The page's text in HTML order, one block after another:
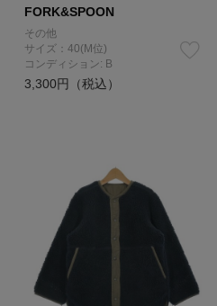
FORK&SPOON
その他
サイズ：40(M位)
コンディション: B
3,300円（税込）